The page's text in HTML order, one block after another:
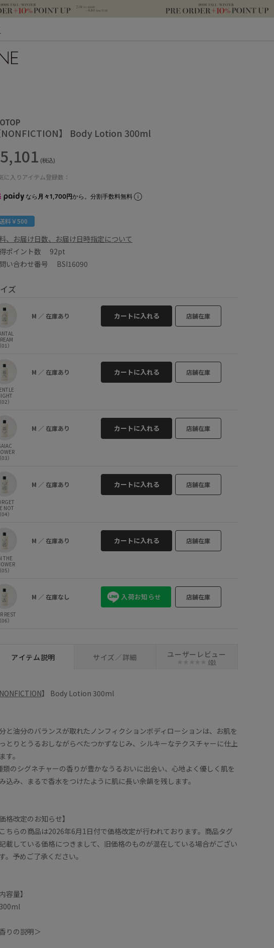
NONFICTION】 Body Lotion 300ml
(税込)
に入りアイテム登録数：
なら 月々1,700円から。分割手数料無料
料￥500
、お届け日数、お届け日時指定について
ポイント数 92pt
い合わせ番号 BSI16090
ズ
（01）
M ／ 在庫あり カートに入れる 店舗在庫
（02）
M ／ 在庫あり カートに入れる 店舗在庫
（03）
M ／ 在庫あり カートに入れる 店舗在庫
NOT
（04）
M ／ 在庫あり カートに入れる 店舗在庫
THE
（05）
M ／ 在庫あり カートに入れる 店舗在庫
REST
（06）
M ／ 在庫なし 入荷お知らせ 店舗在庫
アイテム説明 サイズ／詳細 ユーザーレビュー
(0)
NONFICTION】 Body Lotion 300ml
と油分のバランスが取れたノンフィクションボディローションは、お肌を
とりとうるおしながらべたつかずなじみ、シルキーなテクスチャーに仕上
す。
類のシグネチャーの香りが豊かなうるおいに出会い、心地よく優しく肌を
込み、まるで香水をつけたように肌に長い余韻を残します。
価格改定のお知らせ】
ちらの商品は2026年6月1日付で価格改定が行われております。商品タグ
載している価格につきまして、旧価格のものが混在している場合がござい
。予めご了承ください。
内容量】
りの説明＞